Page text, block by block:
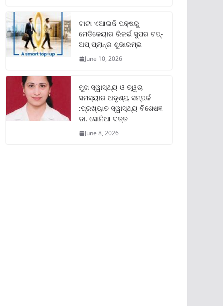
ଟାଟା ଏଆଇଜି ପକ୍ଷରୁ
ମେଡିକେୟାର ରିଜର୍ଭ ସୁପର ଟପ୍‌-
ଅପ୍ ପ୍ଲାନ୍‌ର ଶୁଭାରମ୍ଭ
June 10, 2026
ମୁଖ ସ୍ୱାସ୍ଥ୍ୟ ଓ ତ୍ୱଚା
ସମସ୍ୟାର ଅଦୃଶ୍ୟ ସମ୍ପର୍କ
:ପ୍ରଖ୍ୟାତ ସ୍ୱାସ୍ଥ୍ୟ ବିଶେଷଜ୍ଞ
ଡା. ସୋନିଆ ଦତ୍ତ
June 8, 2026